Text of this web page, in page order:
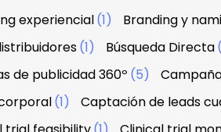
experiencial(1) Branding y
(1) Búsqueda Directa
de publicidad 360º (5)
(1) Captación de leads